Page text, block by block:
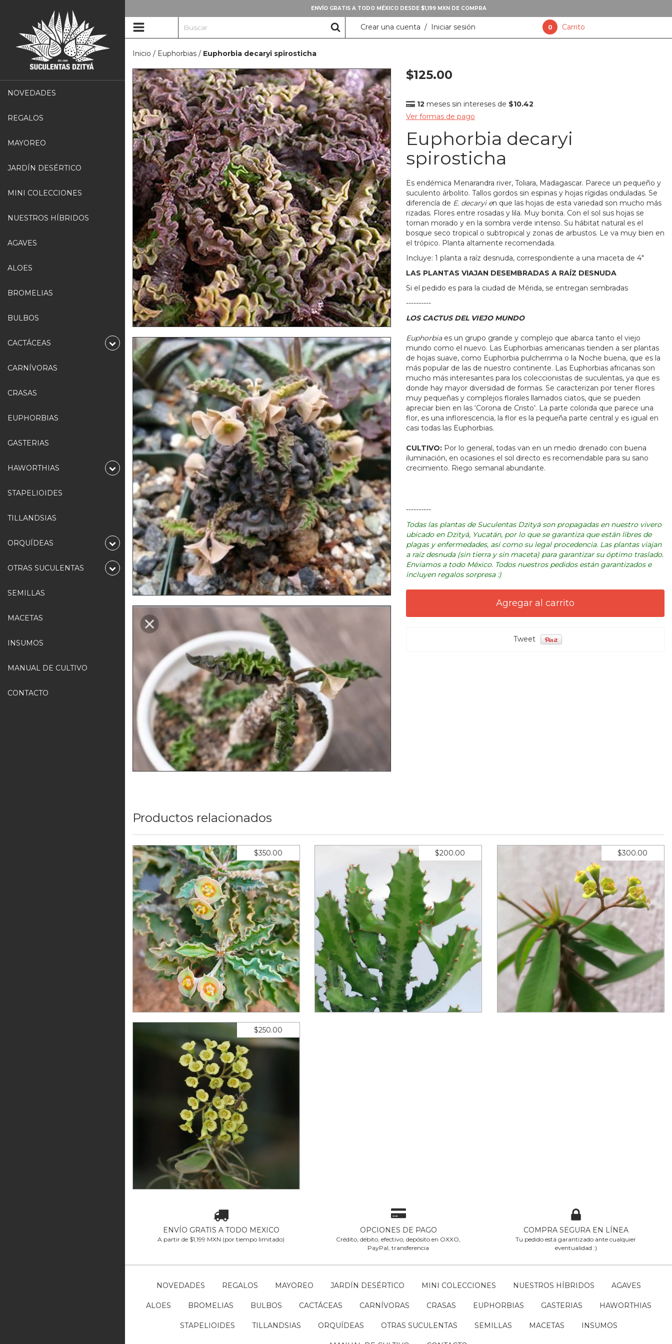
NOVEDADES
REGALOS
MAYOREO
JARDÍN DESÉRTICO
MINI COLECCIONES
NUESTROS HÍBRIDOS
AGAVES
ALOES
BROMELIAS
BULBOS
CACTÁCEAS
CARNÍVORAS
CRASAS
EUPHORBIAS
GASTERIAS
HAWORTHIAS
STAPELIOIDES
TILLANDSIAS
ORQUÍDEAS
OTRAS SUCULENTAS
SEMILLAS
MACETAS
INSUMOS
MANUAL DE CULTIVO
CONTACTO
ENVÍO GRATIS A TODO MÉXICO DESDE $1,199 MXN DE COMPRA
Crear una cuenta / Iniciar sesión 0 Carrito
Inicio / Euphorbias / Euphorbia decaryi spirosticha
$125.00
12 meses sin intereses de $10.42
Ver formas de pago
Euphorbia decaryi
spirosticha
Es endémica Menarandra river, Toliara, Madagascar. Parece un pequeño y
suculento árbolito. Tallos gordos sin espinas y hojas rígidas onduladas. Se
diferencía de E. decaryi en que las hojas de esta variedad son mucho más
rizadas. Flores entre rosadas y lila. Muy bonita. Con el sol sus hojas se
tornan morado y en la sombra verde intenso. Su hábitat natural es el
bosque seco tropical o subtropical y zonas de arbustos. Le va muy bien en
el trópico. Planta altamente recomendada.
Incluye: 1 planta a raíz desnuda, correspondiente a una maceta de 4"
LAS PLANTAS VIAJAN DESEMBRADAS A RAÍZ DESNUDA
Si el pedido es para la ciudad de Mérida, se entregan sembradas
----------
LOS CACTUS DEL VIEJO MUNDO
Euphorbiaes un grupo grande y complejo que abarca tanto el viejo
mundo como el nuevo. Las Euphorbias americanas tienden a ser plantas
de hojas suave, como Euphorbia pulcherrima o la Noche buena, que es la
más popular de las de nuestro continente. Las Euphorbias africanas son
mucho más interesantes para los coleccionistas de suculentas, ya que es
donde hay mayor diversidad de formas. Se caracterizan por tener flores
muy pequeñas y complejos florales llamados ciatos, que se pueden
apreciar bien en las ‘Corona de Cristo’. La parte colorida que parece una
flor, es una inflorescencia, la flor es la pequeña parte central y es igual en
casi todas las Euphorbias.
CULTIVO: Por lo general, todas van en un medio drenado con buena
iluminación, en ocasiones el sol directo es recomendable para su sano
crecimiento. Riego semanal abundante.
----------
Todas las plantas de Suculentas Dzityá son propagadas en nuestro vivero
ubicado en Dzityá, Yucatán, por lo que se garantiza que están libres de
plagas y enfermedades, así como su legal procedencia. Las plantas viajan
a raíz desnuda (sin tierra y sin maceta) para garantizar su óptimo traslado.
Enviamos a todo México. Todos nuestros pedidos están garantizados e
incluyen regalos sorpresa :)
Tweet
Productos relacionados
$350.00
Euphorbia capsaintmariensis
12meses sin intereses de$29.17
$200.00
Euphorbia lactea
12meses sin intereses de $16.67
$300.00
Euphorbia 'Midori'
12meses sin intereses de$25.00
$250.00
Euphorbia genoudiana
meses sin intereses de
ENVÍO GRATIS A TODO MEXICO
A partir de $1,199 MXN (por tiempo limitado)
OPCIONES DE PAGO
Crédito, débito, efectivo, depósito en OXXO,
PayPal, transferencia
COMPRA SEGURA EN LÍNEA
Tu pedido está garantizado ante cualquier
eventualidad :)
NOVEDADES REGALOS MAYOREO JARDÍN DESÉRTICO MINI COLECCIONES NUESTROS HÍBRIDOS AGAVES
ALOES BROMELIAS BULBOS CACTÁCEAS CARNÍVORAS CRASAS EUPHORBIAS GASTERIAS HAWORTHIAS
STAPELIOIDES TILLANDSIAS ORQUÍDEAS OTRAS SUCULENTAS SEMILLAS MACETAS INSUMOS